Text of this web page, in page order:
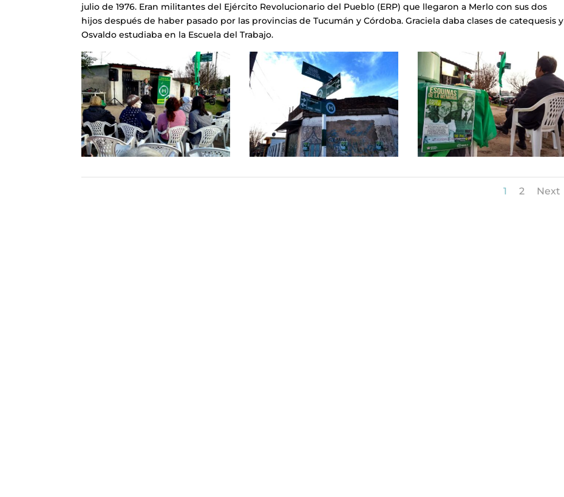
julio de 1976. Eran militantes del Ejército Revolucionario del Pueblo (ERP) que llegaron a Merlo con sus dos
hijos después de haber pasado por las provincias de Tucumán y Córdoba. Graciela daba clases de catequesis y
Osvaldo estudiaba en la Escuela del Trabajo.
1 2 Next